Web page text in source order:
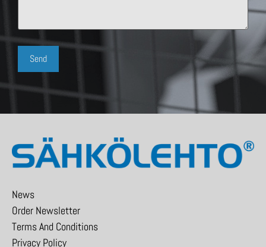
News
Order Newsletter
Terms And Conditions
Privacy Policy